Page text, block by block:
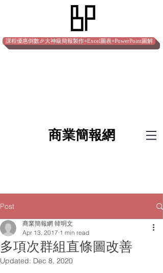
課程優惠倒數🎉大神級簡報製作+Excel圖表+PowerPoint圖解
​商業簡報網
Post
多項次群組直條圖改善
商業簡報網 韓明文
Apr 13, 2017 1 min read
Updated: Dec 8, 2020